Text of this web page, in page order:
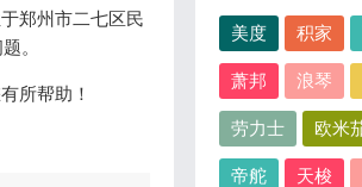
郑州市二七区民
。
所帮助！
美度 积家
萧邦 浪琴
劳力士 欧米
帝舵 天梭